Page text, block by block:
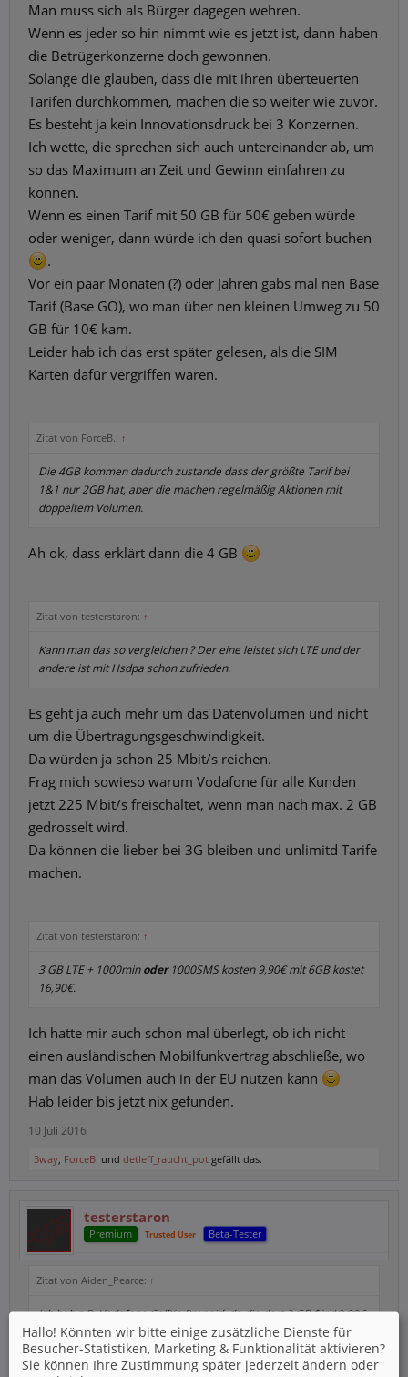
Man muss sich als Bürger dagegen wehren.
Wenn es jeder so hin nimmt wie es jetzt ist, dann haben
die Betrügerkonzerne doch gewonnen.
Solange die glauben, dass die mit ihren überteuerten
Tarifen durchkommen, machen die so weiter wie zuvor.
Es besteht ja kein Innovationsdruck bei 3 Konzernen.
Ich wette, die sprechen sich auch untereinander ab, um
so das Maximum an Zeit und Gewinn einfahren zu
können.
Wenn es einen Tarif mit 50 GB für 50€ geben würde
oder weniger, dann würde ich den quasi sofort buchen
.
Vor ein paar Monaten (?) oder Jahren gabs mal nen Base
Tarif (Base GO), wo man über nen kleinen Umweg zu 50
GB für 10€ kam.
Leider hab ich das erst später gelesen, als die SIM
Karten dafür vergriffen waren.
Zitat von ForceB.: ↑
Die 4GB kommen dadurch zustande dass der größte Tarif bei
1&1 nur 2GB hat, aber die machen regelmäßig Aktionen mit
doppeltem Volumen.
Ah ok, dass erklärt dann die 4 GB
Zitat von testerstaron: ↑
Kann man das so vergleichen ? Der eine leistet sich LTE und der
andere ist mit Hsdpa schon zufrieden.
Es geht ja auch mehr um das Datenvolumen und nicht
um die Übertragungsgeschwindigkeit.
Da würden ja schon 25 Mbit/s reichen.
Frag mich sowieso warum Vodafone für alle Kunden
jetzt 225 Mbit/s freischaltet, wenn man nach max. 2 GB
gedrosselt wird.
Da können die lieber bei 3G bleiben und unlimitd Tarife
machen.
Zitat von testerstaron: ↑
3 GB LTE + 1000minoder1000SMS kosten 9,90€ mit 6GB kostet
16,90€.
Ich hatte mir auch schon mal überlegt, ob ich nicht
einen ausländischen Mobilfunkvertrag abschließe, wo
man das Volumen auch in der EU nutzen kann
Hab leider bis jetzt nix gefunden.
10 Juli 2016
3way, ForceB. und detleff_raucht_pot gefällt das.
testerstaron
Premium Trusted User Beta-Tester
Zitat von Aiden_Pearce: ↑
Ich hab z.B. Vodafone CallYa Prepaid, da die dort 2 GB für 19.99€
bieten und mein vorheriger Vertrag dagegen teurer war.
Hallo! Könnten wir bitte einige zusätzliche Dienste für
Besucher-Statistiken, Marketing & Funktionalität aktivieren?
Sie können Ihre Zustimmung später jederzeit ändern oder